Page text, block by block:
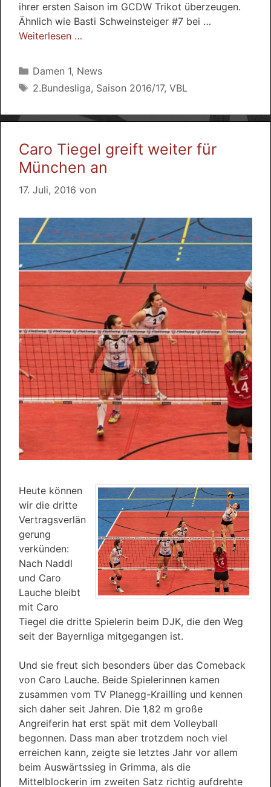
ihrer ersten Saison im GCDW Trikot überzeugen.
Ähnlich wie Basti Schweinsteiger #7 bei …
Weiterlesen …
Kategorien
Damen 1, News
Schlagwörter
2.Bundesliga, Saison 2016/17, VBL
Caro Tiegel greift weiter für
München an
17. Juli, 2016 von
Heute können
wir die dritte
Vertragsverlän
gerung
verkünden:
Nach Naddl
und Caro
Lauche bleibt
mit Caro
Tiegel die dritte Spielerin beim DJK, die den Weg
seit der Bayernliga mitgegangen ist.
Und sie freut sich besonders über das Comeback
von Caro Lauche. Beide Spielerinnen kamen
zusammen vom TV Planegg-Krailling und kennen
sich daher seit Jahren. Die 1,82 m große
Angreiferin hat erst spät mit dem Volleyball
begonnen. Dass man aber trotzdem noch viel
erreichen kann, zeigte sie letztes Jahr vor allem
beim Auswärtssieg in Grimma, als die
Mittelblockerin im zweiten Satz richtig aufdrehte